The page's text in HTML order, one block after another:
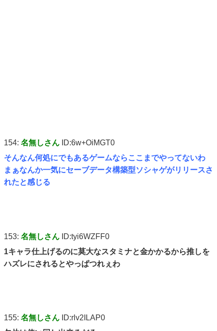
154: 名無しさん ID:6w+OiMGT0
そんなん何処にでもあるゲームならここまでやってないわ
まぁなんか一気にセーブデータ構築型ソシャゲがリリースさ
れたと感じる
153: 名無しさん ID:tyi6WZFF0
1キャラ仕上げるのに莫大なスタミナと金かかるから推しを
ハズレにされるとやっぱつれぇわ
155: 名無しさん ID:rlv2ILAP0